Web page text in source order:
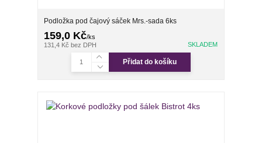
Podložka pod čajový sáček Mrs.-sada 6ks
159,0 Kč/ks
131,4 Kčbez DPH SKLADEM
Přidat do košíku